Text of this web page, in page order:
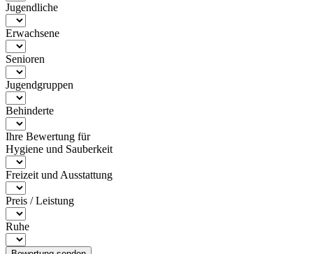
Jugendliche
Erwachsene
Senioren
Jugendgruppen
Behinderte
Ihre Bewertung für
Hygiene und Sauberkeit
Freizeit und Ausstattung
Preis / Leistung
Ruhe